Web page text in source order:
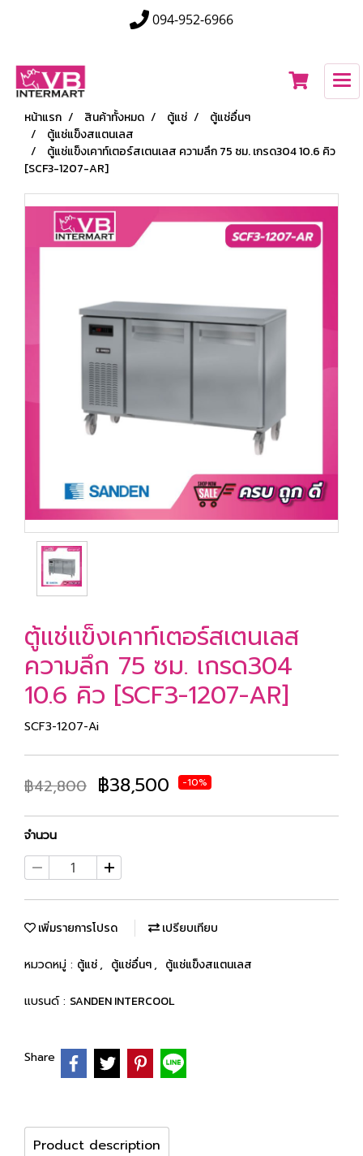
094-952-6966
หน้าแรก สินค้าทั้งหมด ตู้แช่
ตู้แช่อื่นๆ
ตู้แช่แข็งสแตนเลส
ตู้แช่แข็งเคาท์เตอร์สเตนเลส ความลึก 75 ซม. เกรด304 10.6 คิว
[SCF3-1207-AR]
ตู้แช่แข็งเคาท์เตอร์สเตนเลส
ความลึก 75 ซม. เกรด304
10.6 คิว [SCF3-1207-AR]
SCF3-1207-Ai
฿42,800 ฿38,500 -10%
จำนวน
เพิ่มรายการโปรด เปรียบเทียบ
หมวดหมู่ : ตู้แช่, ตู้แช่อื่นๆ, ตู้แช่แข็งสแตนเลส
แบรนด์ : SANDEN INTERCOOL
Share
Product description